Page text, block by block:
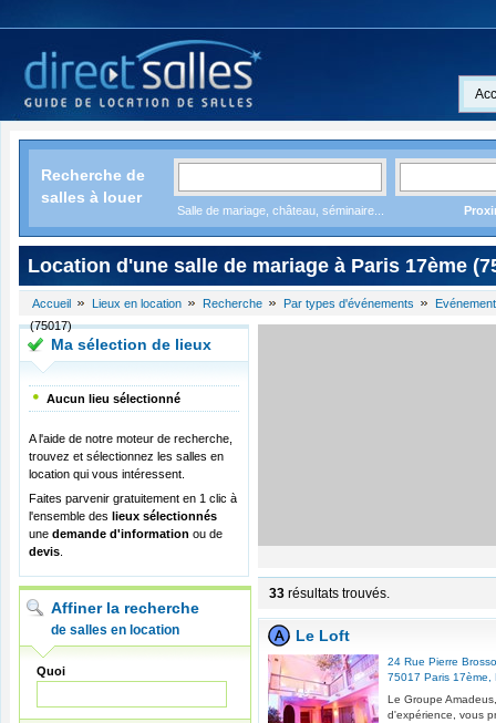
Recherche de
salles à louer
Salle de mariage, château, séminaire...
Location d'une salle de mariage à Paris 17ème
Accueil Lieux en location Recherche Par types d'événements
(75017)
Ma sélection de lieux
Aucun lieu sélectionné
A l'aide de notre moteur de recherche,
trouvez et sélectionnez les salles en
location qui vous intéressent.
Faites parvenir gratuitement en 1 clic à
l'ensemble des lieux sélectionnés
une demande d'information ou de
devis
Affiner la recherche
de salles en location
Quoi
33 résultats trouvés.
Le Loft
24 Rue Pierre
75017 Paris 17ème
Le Groupe
d'expérience, vous